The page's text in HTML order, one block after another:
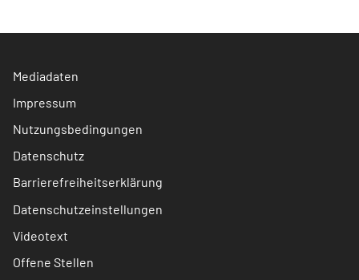
Mediadaten
Impressum
Nutzungsbedingungen
Datenschutz
Barrierefreiheitserklärung
Datenschutzeinstellungen
Videotext
Offene Stellen